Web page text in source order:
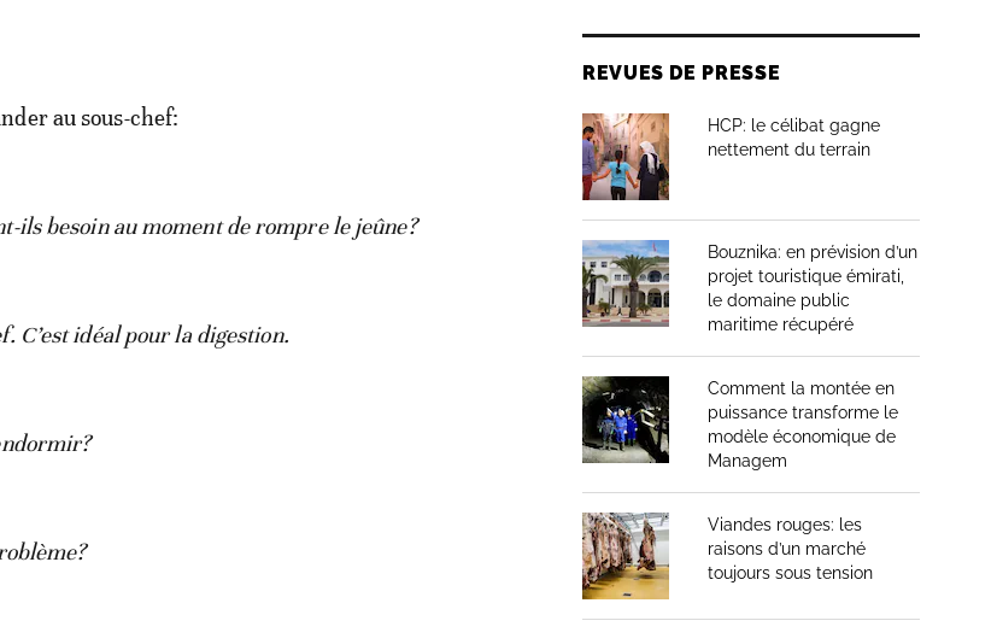
au sous-chef:
ils besoin au moment de rompre le jeûne?
C’est idéal pour la digestion.
REVUES DE PRESSE
HCP: le célibat gagne
nettement du terrain
Bouznika: en prévision d’un
projet touristique émirati,
le domaine public
maritime récupéré
Comment la montée en
puissance transforme le
modèle économique de
Managem
Viandes rouges: les
raisons d’un marché
toujours sous tension